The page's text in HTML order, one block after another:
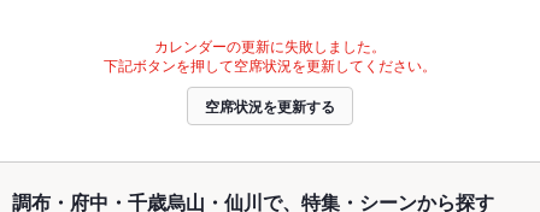
カレンダーの更新に失敗しました。
下記ボタンを押して空席状況を更新してください。
空席状況を更新する
調布・府中・千歳烏山・仙川で、特集・シーンから探す